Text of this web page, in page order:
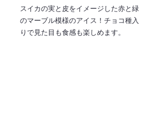
スイカの実と皮をイメージした赤と緑
のマーブル模様のアイス！チョコ種入
りで見た目も食感も楽しめます。